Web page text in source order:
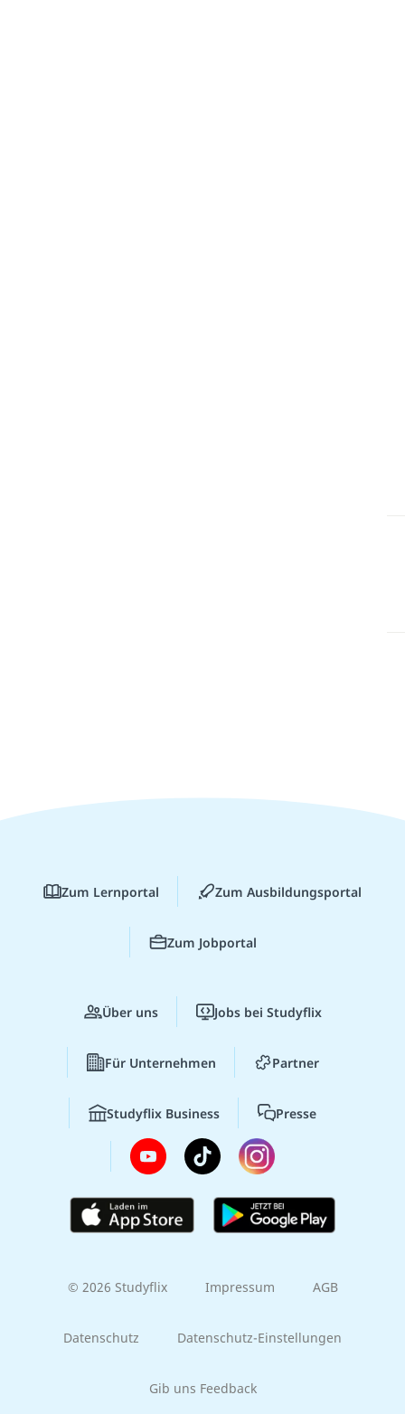
Zum Lernportal Zum Ausbildungsportal
Zum Jobportal
Über uns Jobs bei Studyflix
Für Unternehmen Partner
Studyflix Business Presse
© 2026 Studyflix Impressum AGB
Datenschutz Datenschutz-Einstellungen
Gib uns Feedback